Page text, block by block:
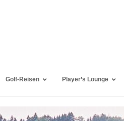
Golf-Reisen Player’s Lounge